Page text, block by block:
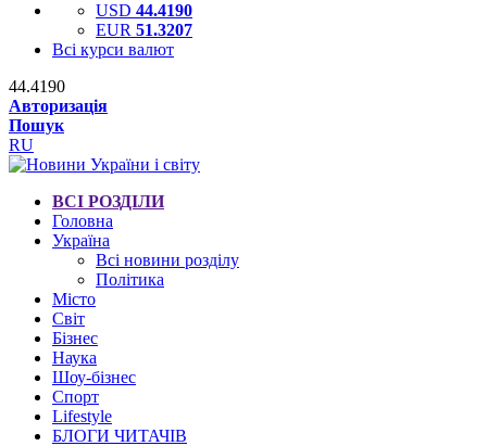
USD 44.4190
EUR 51.3207
Всі курси валют
44.4190
Авторизація
Пошук
RU
ВСІ РОЗДІЛИ
Головна
Україна
Всі новини розділу
Політика
Місто
Світ
Бізнес
Наука
Шоу-бізнес
Спорт
Lifestyle
БЛОГИ ЧИТАЧІВ